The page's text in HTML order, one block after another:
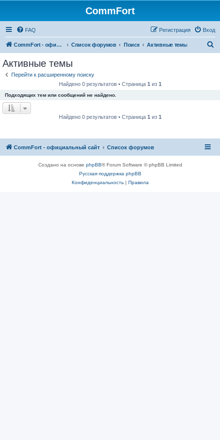
CommFort
FAQ Вход
Регистрация
CommFort - официальный сайт Список форумов Поиск Активные темы
Активные темы
Перейти к расширенному поиску
Найдено 0 результатов • Страница 1 из 1
Подходящих тем или сообщений не найдено.
Найдено 0 результатов • Страница 1 из 1
CommFort - официальный сайт Список форумов
Создано на основе phpBB® Forum Software © phpBB Limited
Русская поддержка phpBB
Конфиденциальность| Правила